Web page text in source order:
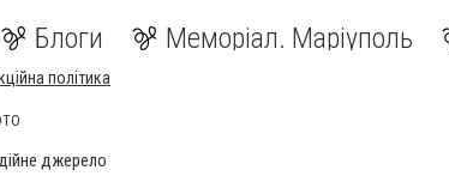
Блоги Меморіал. Маріуполь
політика
джерело